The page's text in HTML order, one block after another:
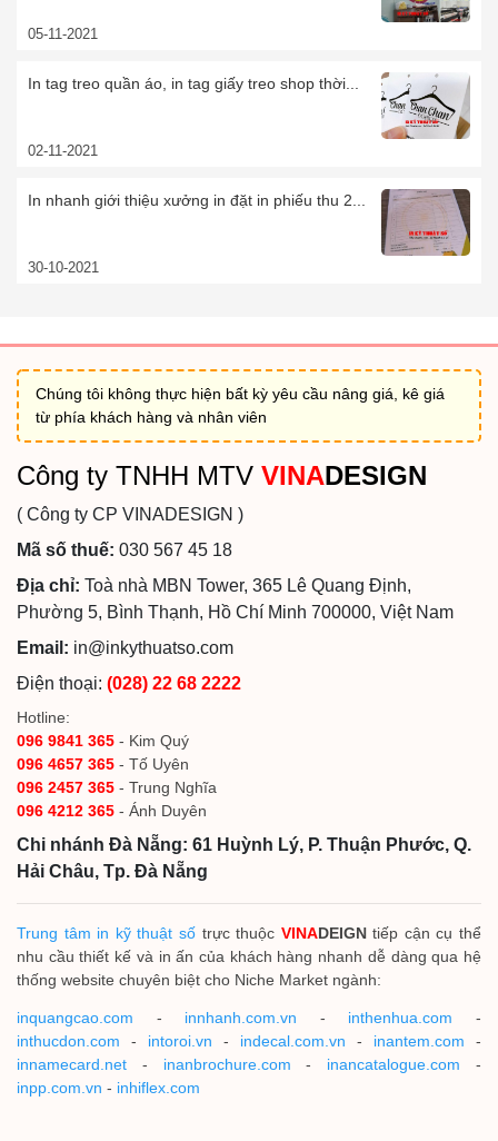
05-11-2021
In tag treo quần áo, in tag giấy treo shop thời...
02-11-2021
In nhanh giới thiệu xưởng in đặt in phiếu thu 2...
30-10-2021
Chúng tôi không thực hiện bất kỳ yêu cầu nâng giá, kê giá
từ phía khách hàng và nhân viên
Công ty TNHH MTV VINADESIGN
( Công ty CP VINADESIGN )
Mã số thuế: 030 567 45 18
Địa chỉ: Toà nhà MBN Tower, 365 Lê Quang Định,
Phường 5, Bình Thạnh, Hồ Chí Minh 700000, Việt Nam
Email: in@inkythuatso.com
Điện thoại: (028) 22 68 2222
Hotline:
096 9841 365 - Kim Quý
096 4657 365 - Tố Uyên
096 2457 365 - Trung Nghĩa
096 4212 365 - Ánh Duyên
Chi nhánh Đà Nẵng: 61 Huỳnh Lý, P. Thuận Phước, Q.
Hải Châu, Tp. Đà Nẵng
Trung tâm in kỹ thuật sốtrực thuộc VINADEIGNtiếp cận cụ thể
nhu cầu thiết kế và in ấn của khách hàng nhanh dễ dàng qua hệ
thống website chuyên biệt cho Niche Market ngành:
inquangcao.com - innhanh.com.vn - inthenhua.com -
inthucdon.com - intoroi.vn - indecal.com.vn - inantem.com -
innamecard.net - inanbrochure.com - inancatalogue.com -
inpp.com.vn - inhiflex.com